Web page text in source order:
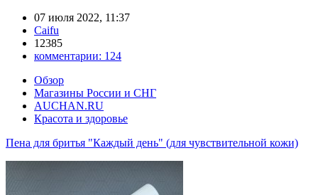
07 июля 2022, 11:37
Caifu
12385
комментарии: 124
Обзор
Магазины России и СНГ
AUCHAN.RU
Красота и здоровье
Пена для бритья "Каждый день" (для чувствительной кожи)